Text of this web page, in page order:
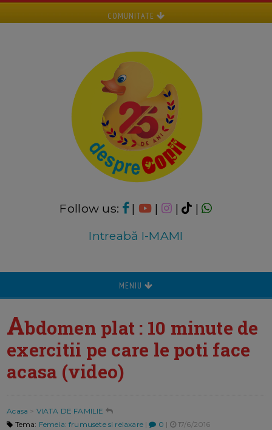
COMUNITATE
Follow us: | | |
|
Intreabă I-MAMI
MENIU
Abdomen plat : 10 minute de
exercitii pe care le poti face
acasa (video)
Acasa > VIATA DE FAMILIE
Tema: Femeia: frumusete si relaxare| 0 | 17/6/2016